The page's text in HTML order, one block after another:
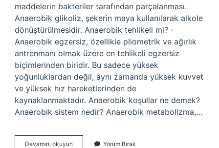
maddelerin bakteriler tarafından parçalanması.
Anaerobik glikoliz, şekerin maya kullanılarak alkole
dönüştürülmesidir. Anaerobik tehlikeli mi? ·
Anaerobik egzersiz, özellikle pliometrik ve ağırlık
antrenmanı olmak üzere en tehlikeli egzersiz
biçimlerinden biridir. Bu sadece yüksek
yoğunluklardan değil, aynı zamanda yüksek kuvvet
ve yüksek hız hareketlerinden de
kaynaklanmaktadır. Anaerobik koşullar ne demek?
Anaerobik sistem nedir? Anaerobik metabolizma,…
Devamını okuyun Anaerobik Yorum Bırak